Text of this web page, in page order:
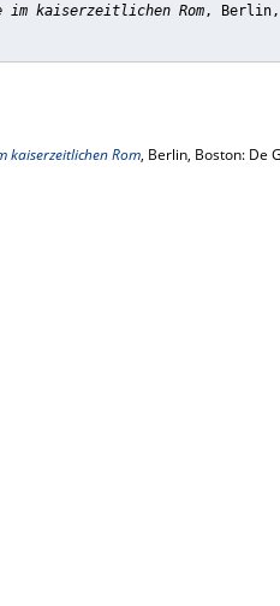
im kaiserzeitlichen Rom, Berlin,
kaiserzeitlichen Rom, Berlin, Boston: De